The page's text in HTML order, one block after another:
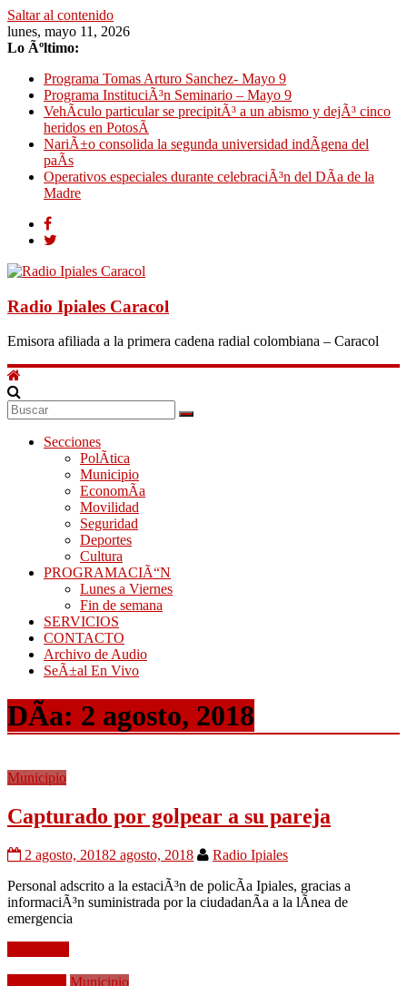
Saltar al contenido
lunes, mayo 11, 2026
Lo Ãºltimo:
Programa Tomas Arturo Sanchez- Mayo 9
Programa InstituciÃ³n Seminario – Mayo 9
VehÃ­culo particular se precipitÃ³ a un abismo y dejÃ³ cinco
heridos en PotosÃ­
NariÃ±o consolida la segunda universidad indÃ­gena del
paÃ­s
Operativos especiales durante celebraciÃ³n del DÃ­a de la
Madre
Radio Ipiales Caracol
Emisora afiliada a la primera cadena radial colombiana – Caracol
Secciones
PolÃ­tica
Municipio
EconomÃ­a
Movilidad
Seguridad
Deportes
Cultura
PROGRAMACIÃ“N
Lunes a Viernes
Fin de semana
SERVICIOS
CONTACTO
Archivo de Audio
SeÃ±al En Vivo
DÃ­a: 2 agosto, 2018
Municipio
Capturado por golpear a su pareja
2 agosto, 20182 agosto, 2018
Radio Ipiales
Personal adscrito a la estaciÃ³n de policÃ­a Ipiales, gracias a
informaciÃ³n suministrada por la ciudadanÃ­a a la lÃ­nea de
emergencia
Municipio